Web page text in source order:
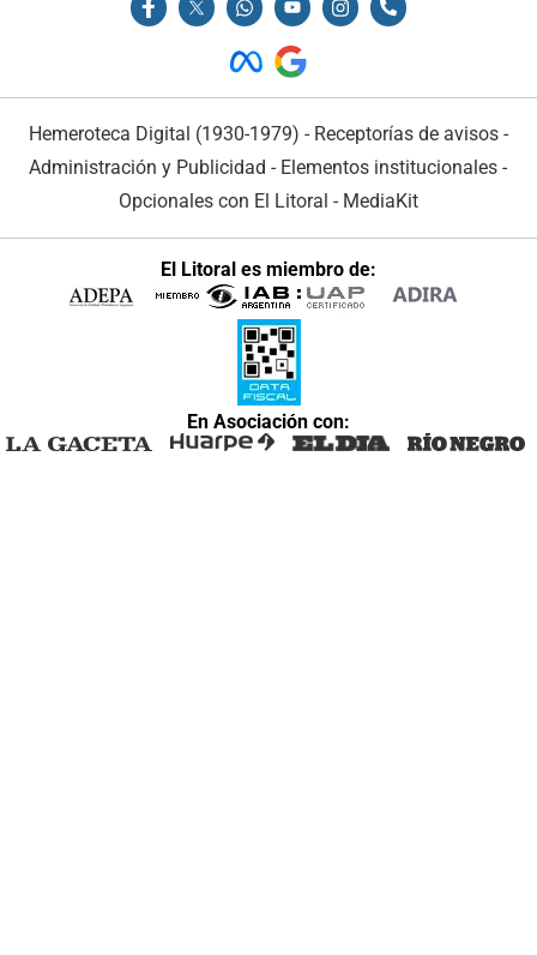
Hemeroteca Digital (1930-1979) - Receptorías de avisos -
Administración y Publicidad - Elementos institucionales -
Opcionales con El Litoral - MediaKit
El Litoral es miembro de:
En Asociación con: